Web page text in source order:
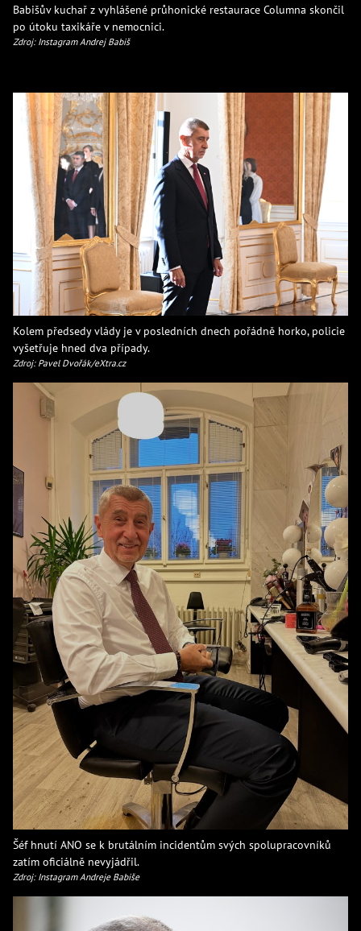
Babišův kuchař z vyhlášené průhonické restaurace Columna skončil
po útoku taxikáře v nemocnici.
Zdroj: Instagram Andrej Babiš
Kolem předsedy vlády je v posledních dnech pořádně horko, policie
vyšetřuje hned dva případy.
Zdroj: Pavel Dvořák/eXtra.cz
Šéf hnutí ANO se k brutálním incidentům svých spolupracovníků
zatím oficiálně nevyjádřil.
Zdroj: Instagram Andreje Babiše